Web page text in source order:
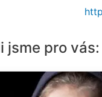
jsme pro vás: